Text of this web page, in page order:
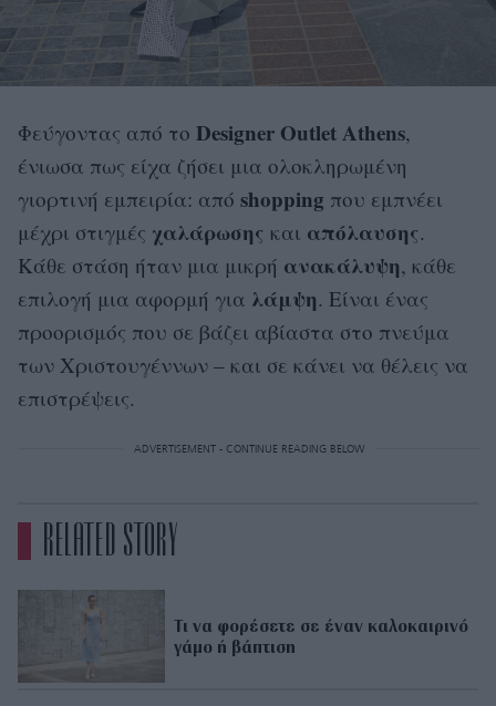
Φεύγοντας από το Designer Outlet Athens,
ένιωσα πως είχα ζήσει μια ολοκληρωμένη
γιορτινή εμπειρία: από shopping που εμπνέει
μέχρι στιγμές χαλάρωσης και απόλαυσης.
Κάθε στάση ήταν μια μικρή ανακάλυψη, κάθε
επιλογή μια αφορμή για λάμψη. Είναι ένας
προορισμός που σε βάζει αβίαστα στο πνεύμα
των Χριστουγέννων – και σε κάνει να θέλεις να
επιστρέψεις.
ADVERTISEMENT - CONTINUE READING BELOW
RELATED STORY
Τι να φορέσετε σε έναν καλοκαιρινό
γάμο ή βάπτιση